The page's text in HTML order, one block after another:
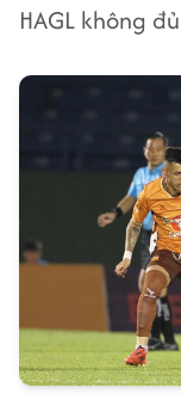
HAGL không